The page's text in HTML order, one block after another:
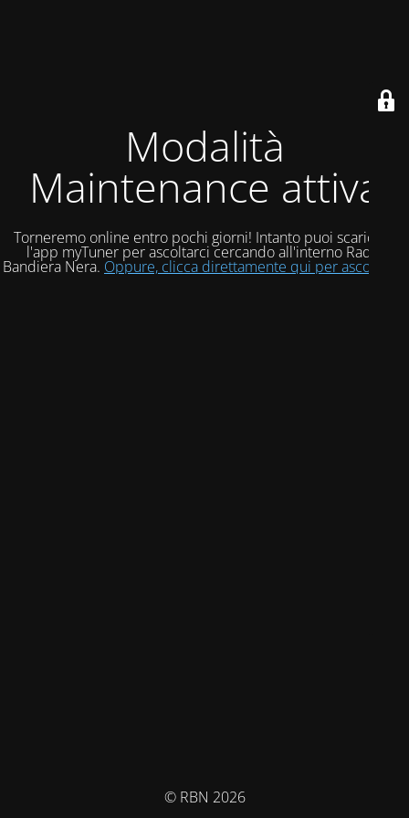
Modalità
Maintenance attiva
Torneremo online entro pochi giorni! Intanto puoi scaricare
l'app myTuner per ascoltarci cercando all'interno Radio
Bandiera Nera. Oppure, clicca direttamente qui per ascoltarci!
© RBN 2026